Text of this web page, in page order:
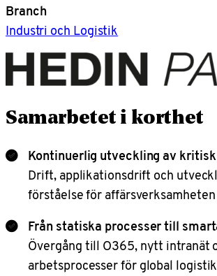
Branch
Industri och Logistik
Samarbetet i korthet
Kontinuerlig utveckling av
Drift, applikationsdrift och
förståelse för
Från statiska processer till
Övergång till O365, nytt intranät
arbetsprocesser för global